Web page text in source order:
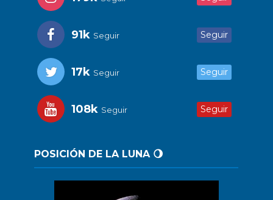
91k Seguir Seguir
17k Seguir Seguir
108k Seguir Seguir
POSICIÓN DE LA LUNA 🌖